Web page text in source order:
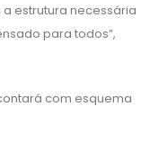
estrutura necessária
para todos”,
com esquema